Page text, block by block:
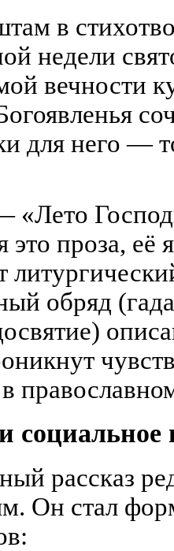
в
недели
вечности
для него —
это проза, её
обряд
социальное
рассказ
Он стал